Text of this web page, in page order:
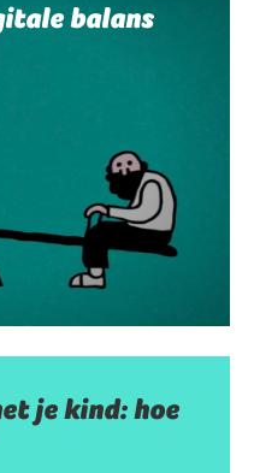
balans
je kind: hoe